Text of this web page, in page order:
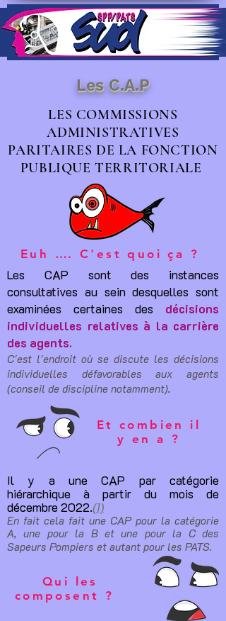
Les C.A.P
LES COMMISSIONS
ADMINISTRATIVES
PARITAIRES DE LA FONCTION
PUBLIQUE TERRITORIALE
Euh …. C'est quoi ça ?
Les CAP sont des instances
consultatives au sein desquelles sont
examinées certaines des décisions
individuelles relatives à la carrière
des agents.
C'est l'endroit où se discute les décisions
individuelles défavorables aux agents
(conseil de discipline notamment).
Et combien il
y en a ?
Il y a une CAP par catégorie
hiérarchique à partir du mois de
décembre 2022.(1)
En fait cela fait une CAP pour la catégorie
A, une pour la B et une pour la C des
Sapeurs Pompiers et autant pour les PATS.
Qui les
composent ?